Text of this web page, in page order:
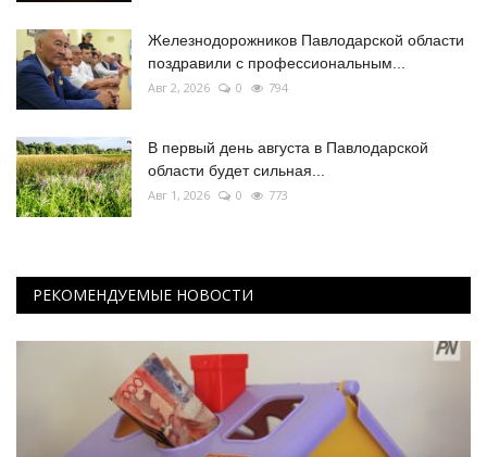
Железнодорожников Павлодарской области
поздравили с профессиональным...
Авг 2, 2026 0 794
В первый день августа в Павлодарской
области будет сильная...
Авг 1, 2026 0 773
РЕКОМЕНДУЕМЫЕ НОВОСТИ